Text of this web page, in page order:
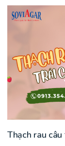
Thạch rau